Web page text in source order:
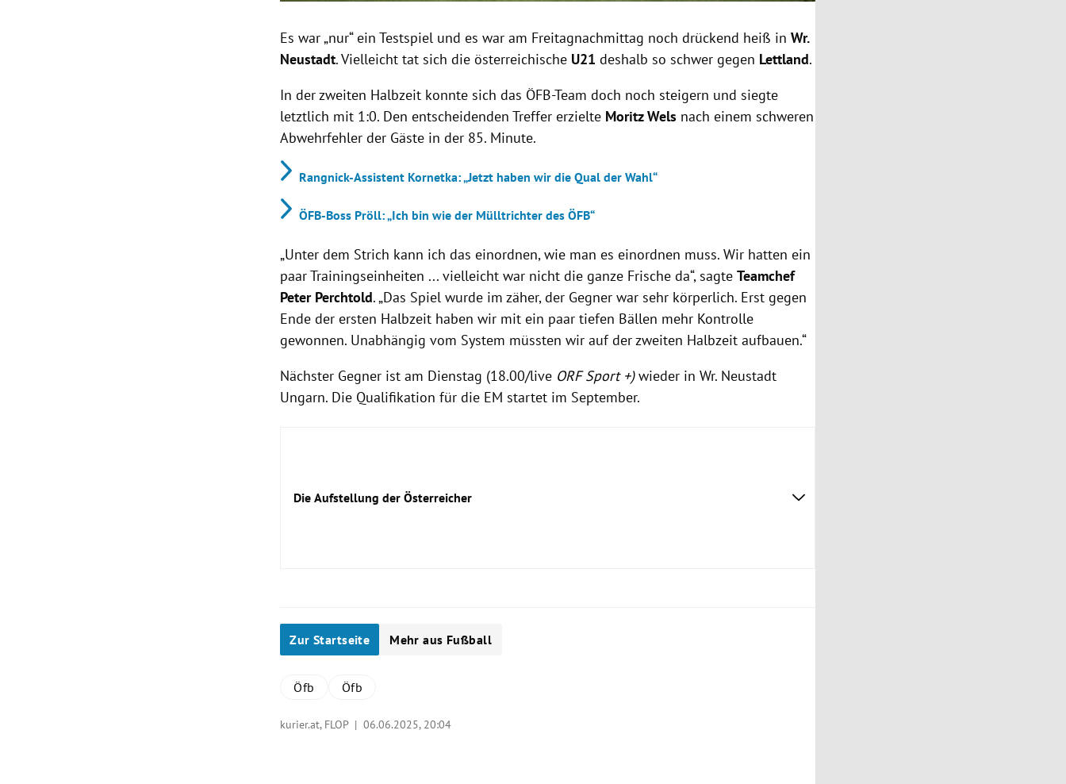
Es war „nur“ ein Testspiel und es war am Freitagnachmittag noch drückend heiß inWr.
Neustadt. Vielleicht tat sich die österreichische U21 deshalb so schwer gegen Lettland.
In der zweiten Halbzeit konnte sich das ÖFB-Team doch noch steigern und siegte
letztlich mit 1:0. Den entscheidenden Treffer erzielte Moritz Wels nach einem schweren
Abwehrfehler der Gäste in der 85. Minute.
Rangnick-Assistent Kornetka: „Jetzt haben wir die Qual der Wahl“
ÖFB-Boss Pröll: „Ich bin wie der Mülltrichter des ÖFB“
„Unter dem Strich kann ich das einordnen, wie man es einordnen muss. Wir hatten ein
paar Trainingseinheiten ... vielleicht war nicht die ganze Frische da“, sagteTeamchef
Peter Perchtold. „Das Spiel wurde im zäher, der Gegner war sehr körperlich. Erst gegen
Ende der ersten Halbzeit haben wir mit ein paar tiefen Bällen mehr Kontrolle
gewonnen. Unabhängig vom System müssten wir auf der zweiten Halbzeit aufbauen.“
Nächster Gegner ist am Dienstag (18.00/live ORF Sport +)wieder in Wr. Neustadt
Ungarn. Die Qualifikation für die EM startet im September.
Die Aufstellung der Österreicher
Zur Startseite Mehr aus Fußball
Öfb Öfb
kurier.at, FLOP |06.06.2025, 20:04